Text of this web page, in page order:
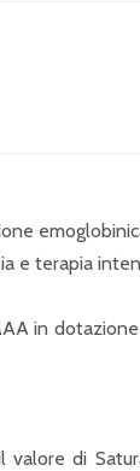
e terapia
in
di